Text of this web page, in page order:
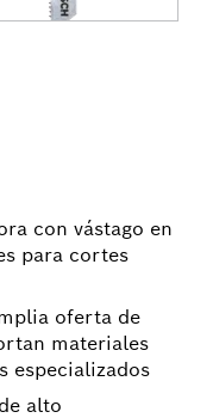
con vástago en
para cortes
oferta de
materiales
especializados
alto